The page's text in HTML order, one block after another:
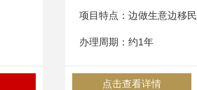
项目特点：边做生意边移民
办理周期：约1年
点击查看详情